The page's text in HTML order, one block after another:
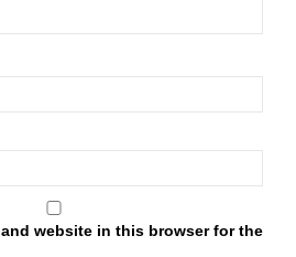
and website in this browser for the